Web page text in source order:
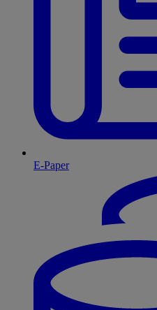
E-Paper